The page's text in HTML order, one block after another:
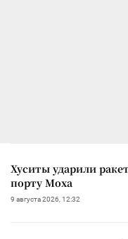
Хуситы ударили
порту Моха
9 августа 2026, 12:32